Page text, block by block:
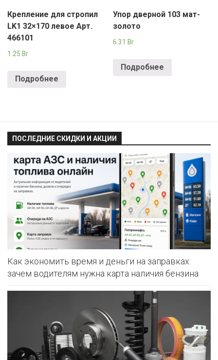
Крепление для стропил
LK1 32×170 левое Арт.
466101
1.25 Br
Подробнее
Упор дверной 103 мат-
золото
6.31 Br
Подробнее
ПОСЛЕДНИЕ СКИДКИ И АКЦИИ
Как экономить время и деньги на заправках:
зачем водителям нужна карта наличия бензина